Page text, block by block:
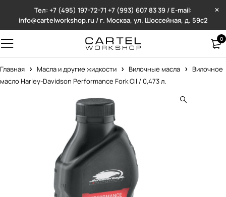
Тел: +7 (495) 197-72-71 +7 (993) 607 83 39 / E-mail:
info@cartelworkshop.ru / г. Москва, ул. Шоссейная, д. 59с2
0
Главная Масла и другие жидкости Вилочные масла
Вилочное
масло Harley-Davidson Performance Fork Oil / 0,473 л.